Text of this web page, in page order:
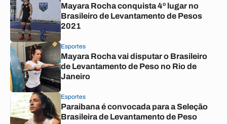
Mayara Rocha conquista 4º lugar no
Brasileiro de Levantamento de Pesos
2021
Esportes
Mayara Rocha vai disputar o Brasileiro
de Levantamento de Peso no Rio de
Janeiro
Esportes
Paraibana é convocada para a Seleção
Brasileira de Levantamento de Peso